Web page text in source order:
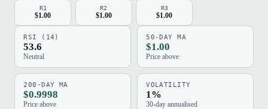
R1
$1.00
R2
$1.00
R3
$1.00
RSI (14)
53.6
Neutral
50-DAY MA
$1.00
Price above
200-DAY MA
$0.9998
Price above
VOLATILITY
1%
30-day annualised